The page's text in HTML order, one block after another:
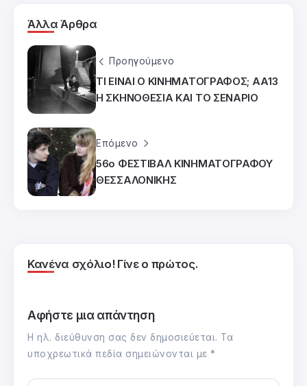
Άλλα Άρθρα
Προηγούμενο
ΤΙ ΕΙΝΑΙ Ο ΚΙΝΗΜΑΤΟΓΡΑΦΟΣ; ΑΑ13
Η ΣΚΗΝΟΘΕΣΙΑ ΚΑΙ ΤΟ ΣΕΝΑΡΙΟ
Επόμενο
56ο ΦΕΣΤΙΒΑΛ ΚΙΝΗΜΑΤΟΓΡΑΦΟΥ
ΘΕΣΣΑΛΟΝΙΚΗΣ
Κανένα σχόλιο! Γίνε ο πρώτος.
Αφήστε μια απάντηση
Η ηλ. διεύθυνση σας δεν δημοσιεύεται. Τα
υποχρεωτικά πεδία σημειώνονται με *